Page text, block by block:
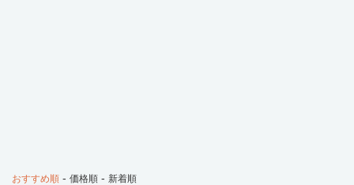
おすすめ順 - 価格順 - 新着順